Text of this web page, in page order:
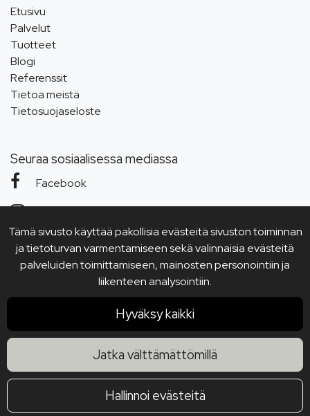
Tämä sivusto käyttää pakollisia evästeitä sivuston toiminnan
ja tietoturvan varmentamiseen sekä valinnaisia evästeitä
palveluiden toimittamiseen, mainosten personointiin ja
liikenteen analysointiin.
Hyväksy kaikki
Jatka välttämättömillä
Hallinnoi evästeitä
Etusivu
Palvelut
Tuotteet
Blogi
Referenssit
Tietoa meistä
Tietosuojaseloste
Seuraa sosiaalisessa mediassa
Facebook
YouTube